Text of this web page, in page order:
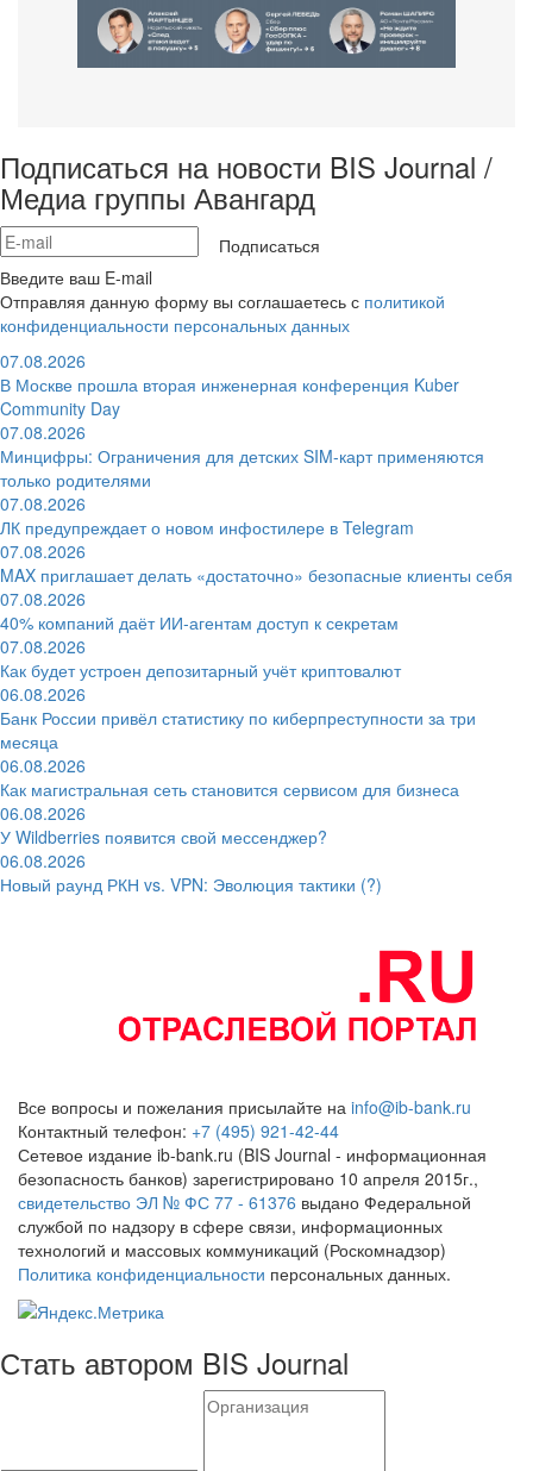
Подписаться на новости BIS Journal /
Медиа группы Авангард
Подписаться
Введите ваш E-mail
Отправляя данную форму вы соглашаетесь с политикой
конфиденциальности персональных данных
07.08.2026
В Москве прошла вторая инженерная конференция Kuber
Community Day
07.08.2026
Минцифры: Ограничения для детских SIM-карт применяются
только родителями
07.08.2026
ЛК предупреждает о новом инфостилере в Telegram
07.08.2026
MAX приглашает делать «достаточно» безопасные клиенты себя
07.08.2026
40% компаний даёт ИИ‑агентам доступ к секретам
07.08.2026
Как будет устроен депозитарный учёт криптовалют
06.08.2026
Банк России привёл статистику по киберпреступности за три
месяца
06.08.2026
Как магистральная сеть становится сервисом для бизнеса
06.08.2026
У Wildberries появится свой мессенджер?
06.08.2026
Новый раунд РКН vs. VPN: Эволюция тактики (?)
Все вопросы и пожелания присылайте на info@ib-bank.ru
Контактный телефон: +7 (495) 921-42-44
Сетевое издание ib-bank.ru (BIS Journal - информационная
безопасность банков) зарегистрировано 10 апреля 2015г.,
свидетельство ЭЛ № ФС 77 - 61376 выдано Федеральной
службой по надзору в сфере связи, информационных
технологий и массовых коммуникаций (Роскомнадзор)
Политика конфиденциальности персональных данных.
Стать автором BIS Journal